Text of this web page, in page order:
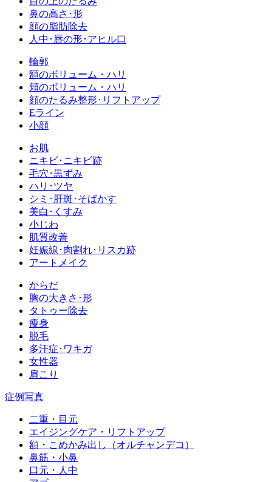
鼻の高さ･形
顔の脂肪除去
人中･唇の形･アヒル口
輪郭
額のボリューム・ハリ
頬のボリューム・ハリ
顔のたるみ整形･リフトアップ
Eライン
小顔
お肌
ニキビ･ニキビ跡
毛穴･黒ずみ
ハリ･ツヤ
シミ･肝斑･そばかす
美白･くすみ
小じわ
肌質改善
妊娠線･肉割れ･リスカ跡
アートメイク
からだ
胸の大きさ･形
タトゥー除去
痩身
脱毛
多汗症･ワキガ
女性器
肩こり
症例写真
二重・目元
エイジングケア・リフトアップ
額・こめかみ出し（オルチャンデコ）
鼻筋・小鼻
口元・人中